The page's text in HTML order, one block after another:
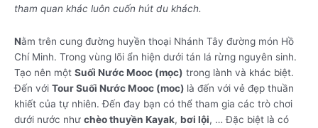
tham quan khác luôn cuốn hút du khách.
Nằm trên cung đường huyền thoại Nhánh Tây đường món Hồ
Chí Minh. Trong vùng lõi ẩn hiện dưới tán lá rừng nguyên sinh.
Tạo nên một Suối Nước Mooc (mọc) trong lành và khác biệt.
Đến với Tour Suối Nước Mooc (moc) là đến với vẻ đẹp thuần
khiết của tự nhiên. Đến đay bạn có thể tham gia các trò chơi
dưới nước như chèo thuyền Kayak, bơi lội, … Đặc biệt là có